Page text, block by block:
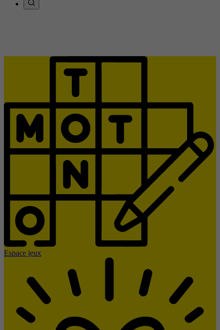
Espace jeux